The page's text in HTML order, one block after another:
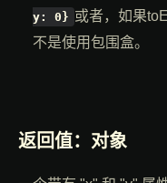
y: 0} 或者，如果
不是使用包围盒。
返回值：对象